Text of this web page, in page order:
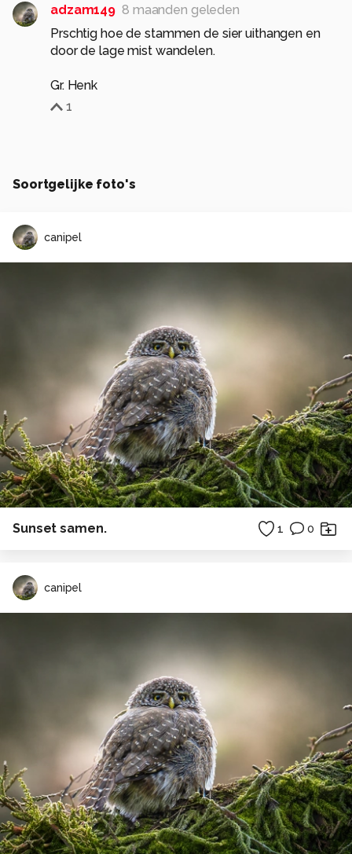
adzam149 8 maanden geleden
Prschtig hoe de stammen de sier uithangen en
door de lage mist wandelen.
Gr. Henk
1
Soortgelijke foto's
canipel
Sunset samen. 1 0
canipel